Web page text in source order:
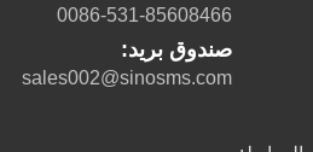
0086-531-85608466
صندوق بريد:
sales002@sinosms.com